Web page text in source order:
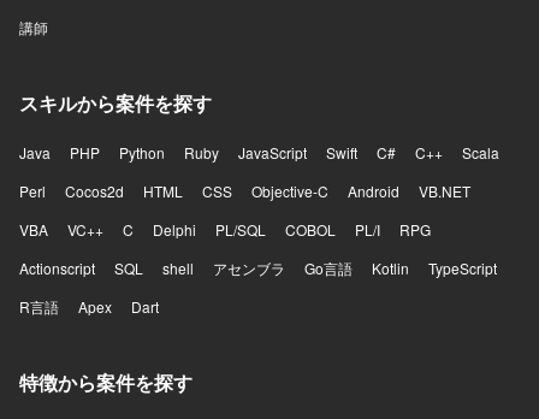
講師
スキルから案件を探す
Java PHP Python Ruby JavaScript Swift C# C++
Scala
Perl
Cocos2d HTML CSS Objective-C Android
VB.NET
VBA
VC++ C Delphi PL/SQL COBOL PL/I
RPG
Actionscript
SQL shell アセンブラ Go言語 Kotlin
TypeScript
R言語
Apex Dart
特徴から案件を探す